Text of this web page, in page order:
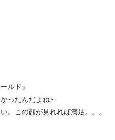
ルド』
ったんだよね～
。この顔が見れれば満足。。。